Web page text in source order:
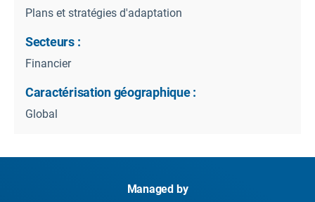
Plans et stratégies d'adaptation
Secteurs :
Financier
Caractérisation géographique :
Global
Managed by